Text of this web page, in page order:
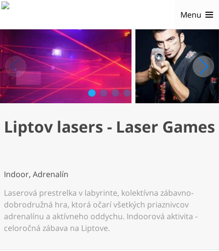
Menu
1 2 3 4
Liptov lasers - Laser Games
Indoor, Adrenalín
Laserová prestrelka v labyrinte, kolektívna zábavno-
dobrodružná hra, ktorá očarí všetkých priaznivcov
adrenalínu a aktívneho oddychu. Indoorová aktivita -
celoročná zábava na Liptove.